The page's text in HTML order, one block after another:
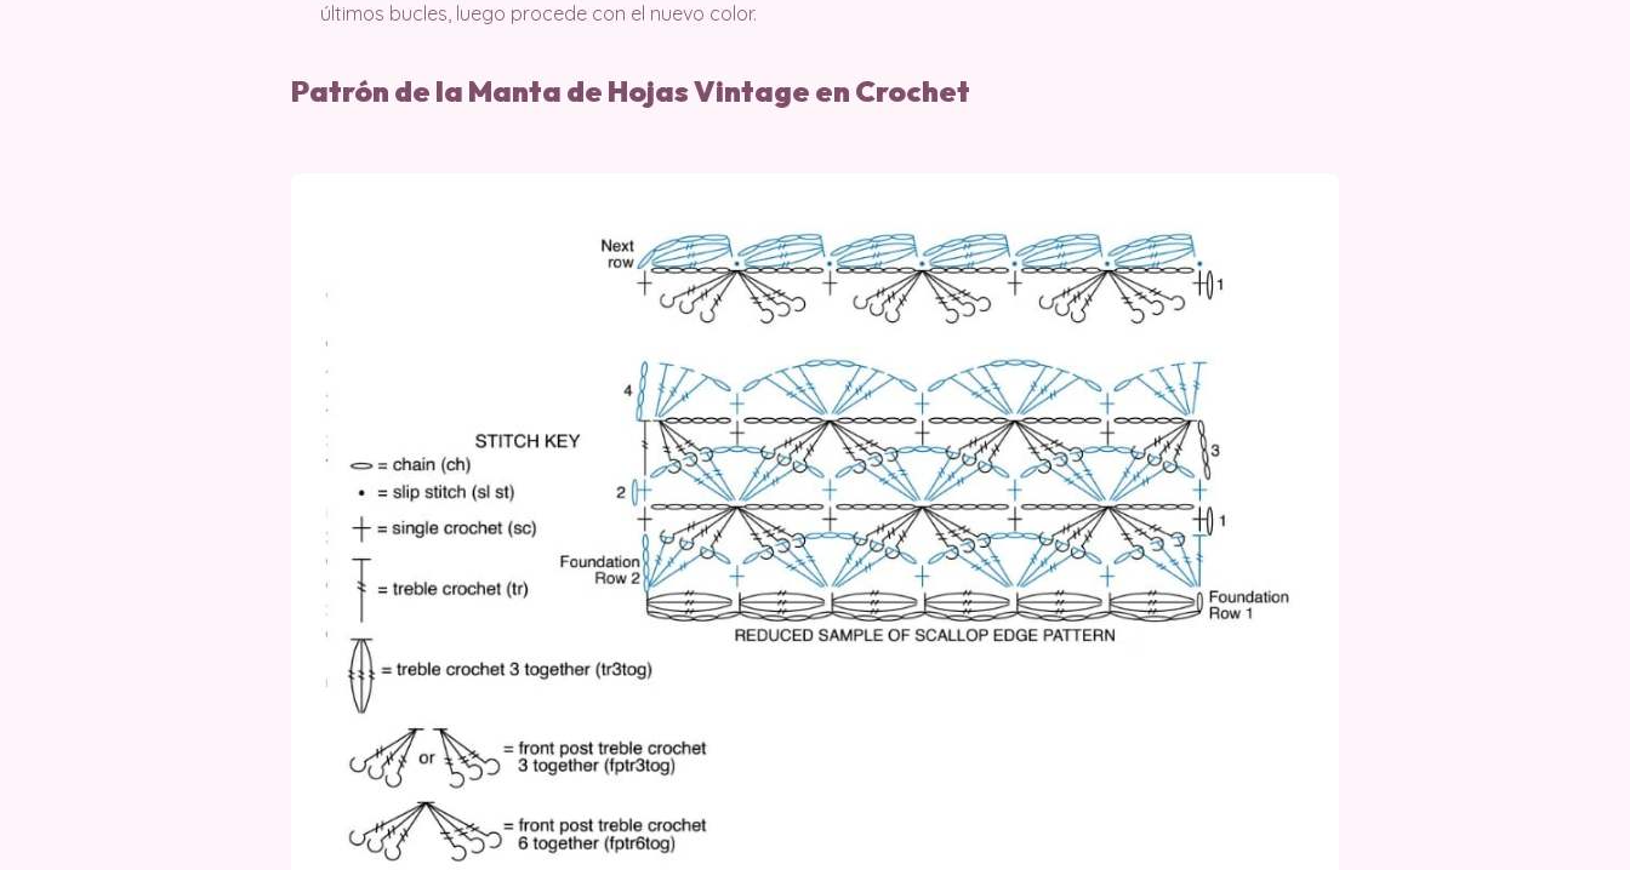
últimos bucles, luego procede con el nuevo color.
Patrón de la Manta de Hojas Vintage en Crochet